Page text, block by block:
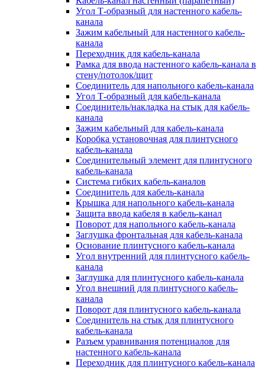
Угол Т-образный для настенного кабель-
канала
Зажим кабельный для настенного кабель-
канала
Переходник для кабель-канала
Рамка для ввода настенного кабель-канала в
стену/потолок/щит
Соединитель для напольного кабель-канала
Угол Т-образный для кабель-канала
Соединитель/накладка на стык для кабель-
канала
Зажим кабельный для кабель-канала
Коробка установочная для плинтусного
кабель-канала
Соединительный элемент для плинтусного
кабель-канала
Система гибких кабель-каналов
Соединитель для кабель-канала
Крышка для напольного кабель-канала
Защита ввода кабеля в кабель-канал
Поворот для напольного кабель-канала
Заглушка фронтальная для кабель-канала
Основание плинтусного кабель-канала
Угол внутренний для плинтусного кабель-
канала
Заглушка для плинтусного кабель-канала
Угол внешний для плинтусного кабель-
канала
Поворот для плинтусного кабель-канала
Соединитель на стык для плинтусного
кабель-канала
Разъем уравнивания потенциалов для
настенного кабель-канала
Переходник для плинтусного кабель-канала